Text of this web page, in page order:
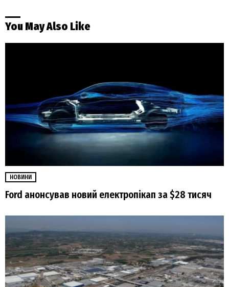
You May Also Like
НОВИНИ
Ford анонсував новий електропікап за $28 тисяч